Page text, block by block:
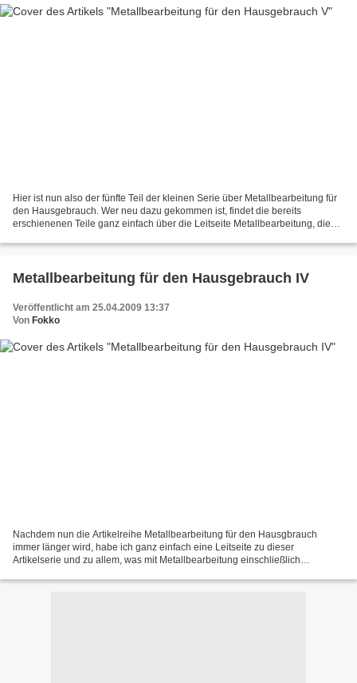
Hier ist nun also der fünfte Teil der kleinen Serie über Metallbearbeitung für
den Hausgebrauch. Wer neu dazu gekommen ist, findet die bereits
erschienenen Teile ganz einfach über die Leitseite Metallbearbeitung, die
Metallbearbeitung für den Hausgebrauch IV
Veröffentlicht am 25.04.2009 13:37
Von Fokko
Nachdem nun die Artikelreihe Metallbearbeitung für den Hausgbrauch
immer länger wird, habe ich ganz einfach eine Leitseite zu dieser
Artikelserie und zu allem, was mit Metallbearbeitung einschließlich